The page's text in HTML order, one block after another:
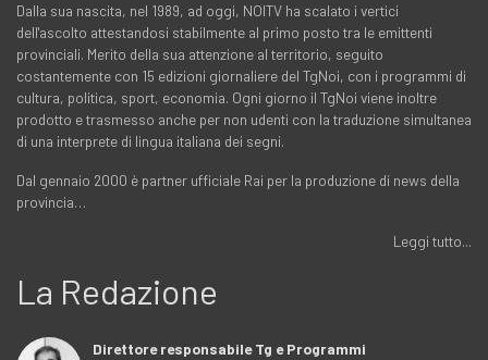
Dalla sua nascita, nel 1989, ad oggi, NOITV ha scalato i vertici
dell'ascolto attestandosi stabilmente al primo posto tra le emittenti
provinciali. Merito della sua attenzione al territorio, seguito
costantemente con 15 edizioni giornaliere del TgNoi, con i programmi di
cultura, politica, sport, economia. Ogni giorno il TgNoi viene inoltre
prodotto e trasmesso anche per non udenti con la traduzione simultanea
di una interprete di lingua italiana dei segni.
Dal gennaio 2000 è partner ufficiale Rai per la produzione di news della
provincia…
Leggi tutto...
La Redazione
Direttore responsabile Tg e Programmi